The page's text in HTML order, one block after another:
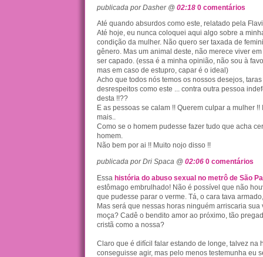
publicada por Dasher @ 02:18 0 comentários
Até quando absurdos como este, relatado pela
Até hoje, eu nunca coloquei aqui algo sobre a
condição da mulher. Não quero ser taxada de
gênero. Mas um animal deste, não merece viver
ser capado. (essa é a minha opinião, não sou à
mas em caso de estupro, capar é o ideal)
Acho que todos nós temos os nossos desejos,
desrespeitos como este ... contra outra pessoa
desta !!??
E as pessoas se calam !! Querem culpar a mulher
mais..
Como se o homem pudesse fazer tudo que acha
homem.
Não bem por ai !! Muito nojo disso !!
publicada por Dri Spaca @ 02:06 0 comentários
Essa história do abuso sexual no metrô de São
estômago embrulhado! Não é possível que não
que pudesse parar o verme. Tá, o cara tava
Mas será que nessas horas ninguém arriscaria sua
moça? Cadê o bendito amor ao próximo, tão
cristã como a nossa?
Claro que é difícil falar estando de longe, talvez na
conseguisse agir, mas pelo menos testemunha eu